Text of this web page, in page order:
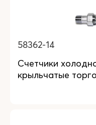
58362-14
Счетчики
крыльчатые